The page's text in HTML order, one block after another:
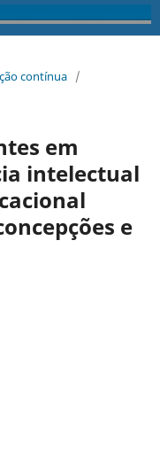
contínua /
em
intelectual
e